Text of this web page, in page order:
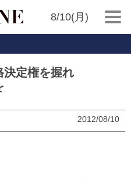
8/10(月)
決定権を握れ
2012/08/10